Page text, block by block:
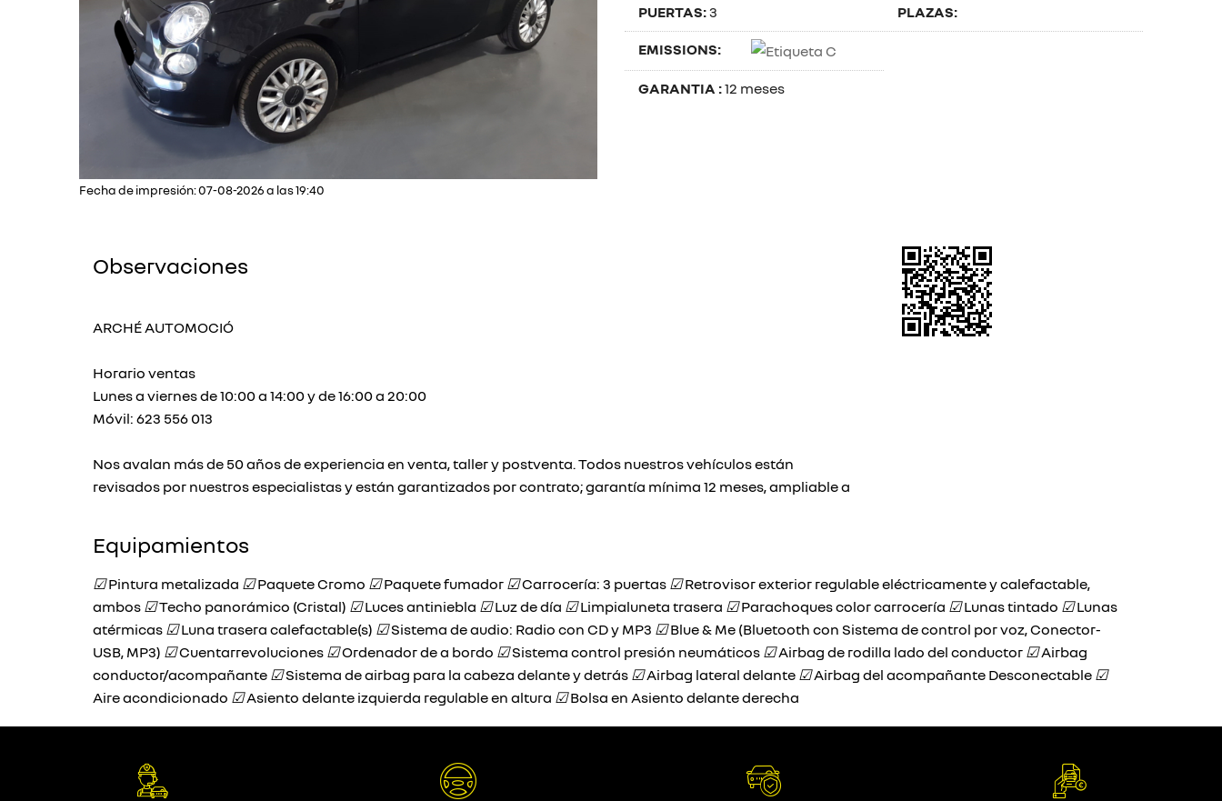
Fecha de impresión: 07-08-2026 a las 19:40
PUERTAS:3 PLAZAS:
EMISSIONS:
GARANTIA :12 meses
Observaciones
ARCHÉ AUTOMOCIÓ
Horario ventas
Lunes a viernes de 10:00 a 14:00 y de 16:00 a 20:00
Móvil: 623 556 013
Nos avalan más de 50 años de experiencia en venta, taller y postventa. Todos nuestros vehículos están
revisados por nuestros especialistas y están garantizados por contrato; garantía mínima 12 meses, ampliable a
Equipamientos
☑Pintura metalizada ☑Paquete Cromo ☑Paquete fumador ☑Carrocería: 3 puertas ☑Retrovisor exterior regulable eléctricamente y calefactable,
ambos ☑Techo panorámico (Cristal) ☑Luces antiniebla ☑Luz de día ☑Limpialuneta trasera ☑Parachoques color carrocería ☑Lunas tintado ☑Lunas
atérmicas ☑Luna trasera calefactable(s) ☑Sistema de audio: Radio con CD y MP3 ☑Blue & Me (Bluetooth con Sistema de control por voz, Conector-
USB, MP3) ☑Cuentarrevoluciones ☑Ordenador de a bordo ☑Sistema control presión neumáticos ☑Airbag de rodilla lado del conductor ☑Airbag
conductor/acompañante ☑Sistema de airbag para la cabeza delante y detrás ☑Airbag lateral delante ☑Airbag del acompañante Desconectable ☑
Aire acondicionado ☑Asiento delante izquierda regulable en altura ☑Bolsa en Asiento delante derecha